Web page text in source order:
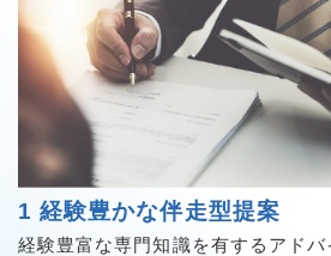
経験豊富な専門知識を有するアド
1 経験豊かな伴走型提案